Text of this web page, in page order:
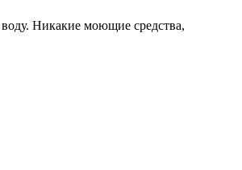
Никакие моющие средства,